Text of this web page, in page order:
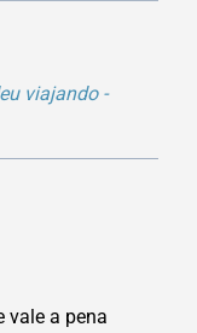
viajando -
vale a pena